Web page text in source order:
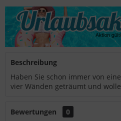
Beschreibung
Haben Sie schon immer von
vier Wänden geträumt und
Bewertungen
0